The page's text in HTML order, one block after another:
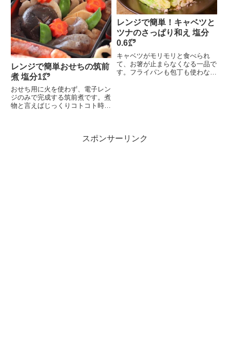
レンジで簡単おせちの筑前
煮 塩分1㌘
おせち用に火を使わず、電子レン
ジのみで完成する筑前煮です。煮
物と言えばじっくりコトコト時間
レンジで簡単！キャベツと
ツナのさっぱり和え 塩分
0.6㌘
キャベツがモリモリと食べられ
て、お箸が止まらなくなる一品で
す。フライパンも包丁も使わない
スポンサーリンク